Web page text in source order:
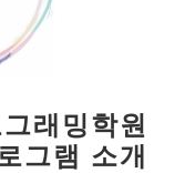
래밍학원
그램 소개